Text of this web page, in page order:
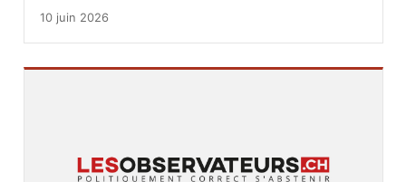
10 juin 2026